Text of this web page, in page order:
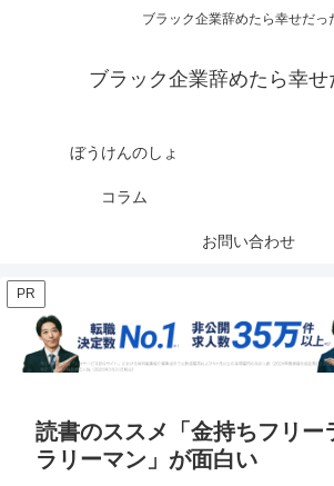
ブラック企業辞めたら幸せだっ
ブラック企業辞めたら幸
ぼうけんのしょ
コラム
お問い合わせ
PR
読書のススメ「金持ちフリー
ラリーマン」が面白い